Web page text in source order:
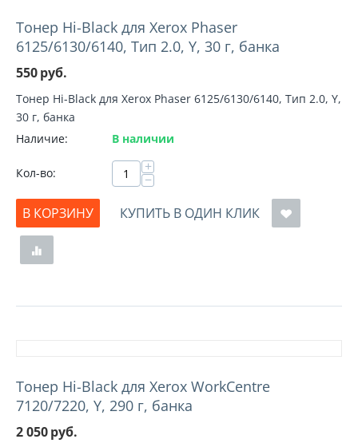
Тонер Hi-Black для Xerox Phaser
6125/6130/6140, Тип 2.0, Y, 30 г, банка
550руб.
Тонер Hi-Black для Xerox Phaser 6125/6130/6140, Тип 2.0, Y,
30 г, банка
Наличие:
В наличии
Кол-во: +
−
В КОРЗИНУ
КУПИТЬ В ОДИН КЛИК
Тонер Hi-Black для Xerox WorkCentre
7120/7220, Y, 290 г, банка
2 050руб.